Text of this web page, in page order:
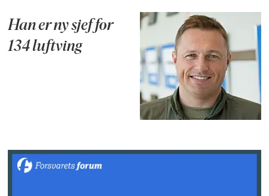
Han er ny sjef for
134 luftving